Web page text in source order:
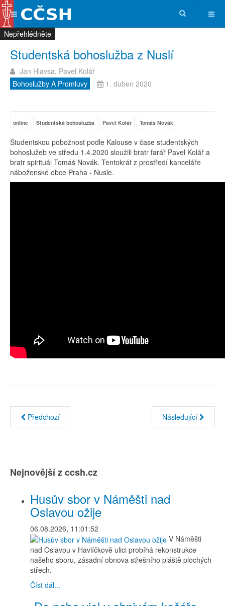
Studentská bohoslužba z Nuslí
Jan Hlavsa, Pavel Kolář
Bohoslužby A Promluvy
1. duben 2020
online Studentská bohoslužba Pavel Kolář Tomáš Novák
Studentskou pobožnost podle Kalouse v čase studentských
bohoslužeb ve středu 1.4.2020 sloužili bratr farář Pavel Kolář a
bratr spirituál Tomáš Novák. Tentokrát z prostředí kanceláře
náboženské obce Praha - Nusle.
Předchozí Následující
Nejnovější z ccsh.cz
Husův sbor v Náměšti nad
Oslavou ožije
06.08.2026, 11:01:52
V Náměšti
nad Oslavou v Havlíčkově ulici probíhá rekonstrukce
našeho sboru, zásadní obnova střešního pláště plochých
střech.
Číst dál...
Nepřehlédněte
Nepřehlédněte
Nepřehlédněte
Nepřehlédněte